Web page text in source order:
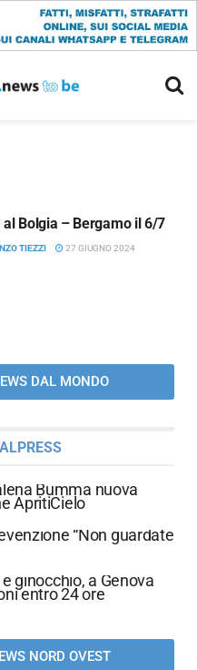
al Bolgia – Bergamo il 6/7
TIEZZI 27 GIUGNO 2024
DAL MONDO
Bumma nuova
ApritiCielo
“Non guardate
ginocchio, a Genova
entro 24 ore
NORD OVEST